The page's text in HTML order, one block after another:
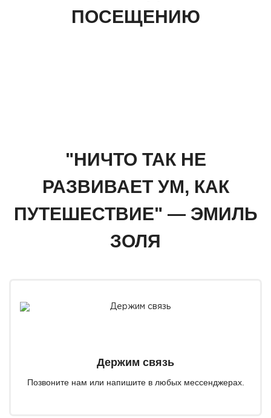
ПОСЕЩЕНИЮ
"НИЧТО ТАК НЕ
РАЗВИВАЕТ УМ, КАК
ПУТЕШЕСТВИЕ" — ЭМИЛЬ
ЗОЛЯ
Держим связь
Позвоните нам или напишите в любых мессенджерах.